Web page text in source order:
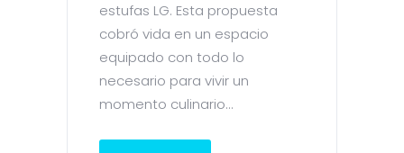
estufas LG. Esta propuesta
cobró vida en un espacio
equipado con todo lo
necesario para vivir un
momento culinario...